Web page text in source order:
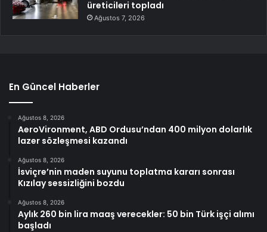
üreticileri topladı
Ağustos 7, 2026
En Güncel Haberler
Ağustos 8, 2026
AeroVironment, ABD Ordusu’ndan 400 milyon dolarlık
lazer sözleşmesi kazandı
Ağustos 8, 2026
İsviçre’nin maden suyunu toplatma kararı sonrası
Kızılay sessizliğini bozdu
Ağustos 8, 2026
Aylık 260 bin lira maaş verecekler: 50 bin Türk işçi alımı
başladı